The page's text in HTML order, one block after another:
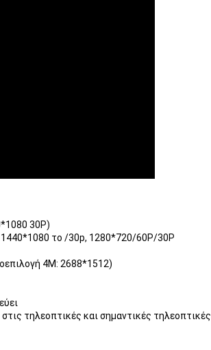
30P)
το /30p, 1280*720/60P/30P
4M: 2688*1512)
τηλεοπτικές και σημαντικές τηλεοπτικές